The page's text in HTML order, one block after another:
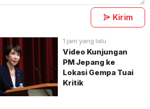
Kirim
1 jam yang lalu
Video Kunjungan
PM Jepang ke
Lokasi Gempa Tuai
Kritik